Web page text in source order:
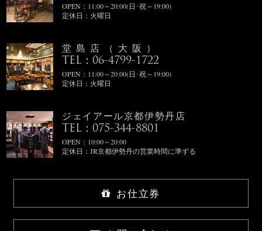
OPEN：11:00～20:00(日･祝～19:00)
定休日：火曜日
堂島店（大阪）
TEL：06-4799-1722
OPEN：11:00～20:00(日･祝～19:00)
定休日：火曜日
ジェイアール京都伊勢丹店
TEL：075-344-8801
OPEN：10:00～20:00
定休日：JR京都伊勢丹の営業時間に準ずる
お仕立券